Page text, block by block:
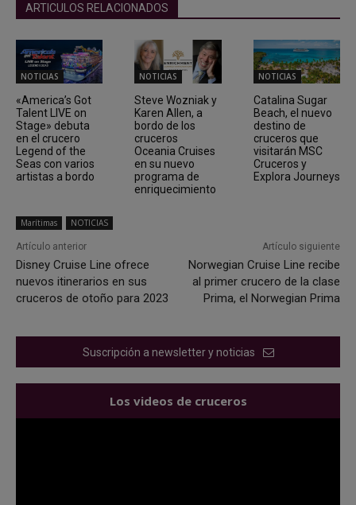
ARTICULOS RELACIONADOS
NOTICIAS
«America’s Got
Talent LIVE on
Stage» debuta
en el crucero
Legend of the
Seas con varios
artistas a bordo
NOTICIAS
Steve Wozniak y
Karen Allen, a
bordo de los
cruceros
Oceania Cruises
en su nuevo
programa de
enriquecimiento
NOTICIAS
Catalina Sugar
Beach, el nuevo
destino de
cruceros que
visitarán MSC
Cruceros y
Explora Journeys
Marítimas NOTICIAS
Artículo anterior
Disney Cruise Line ofrece
nuevos itinerarios en sus
cruceros de otoño para 2023
Artículo siguiente
Norwegian Cruise Line recibe
al primer crucero de la clase
Prima, el Norwegian Prima
Suscripción a newsletter y noticias
Los videos de cruceros